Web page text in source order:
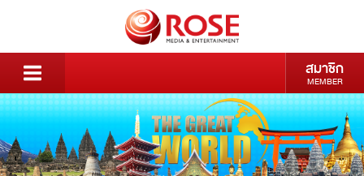
สมาชิก
MEMBER